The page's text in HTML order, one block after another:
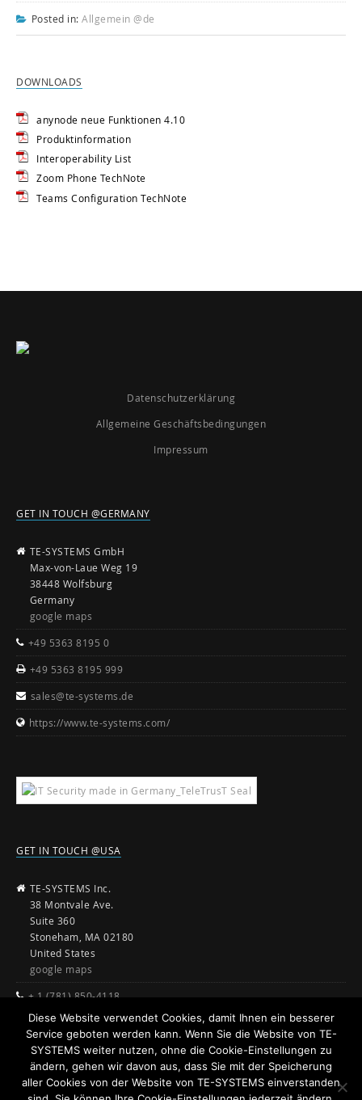
Posted in: Allgemein @de
DOWNLOADS
anynode neue Funktionen 4.10
Produktinformation
Interoperability List
Zoom Phone TechNote
Teams Configuration TechNote
Datenschutzerklärung
Allgemeine Geschäftsbedingungen
Impressum
GET IN TOUCH @GERMANY
TE-SYSTEMS GmbH
Max-von-Laue Weg 19
38448 Wolfsburg
Germany
google maps
+49 5363 8195 0
+49 5363 8195 999
sales@te-systems.de
https://www.te-systems.com/
GET IN TOUCH @USA
TE-SYSTEMS Inc.
38 Montvale Ave.
Suite 360
Stoneham, MA 02180
United States
google maps
+ 1 (781) 850-4118
sales@te-systems.com
www.te-systems.com
Diese Website verwendet Cookies, damit Ihnen ein besserer
Service geboten werden kann. Wenn Sie die Website von TE-
SYSTEMS weiter nutzen, ohne die Cookie-Einstellungen zu
ändern, gehen wir davon aus, dass Sie mit der Speicherung
aller Cookies von der Website von TE-SYSTEMS einverstanden